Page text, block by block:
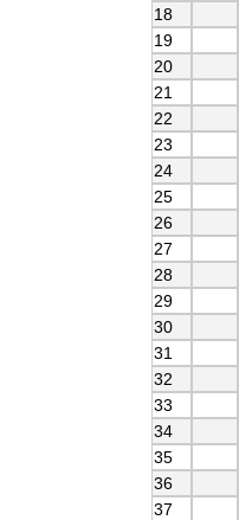
18
19
20
21
22
23
24
25
26
27
28
29
30
31
32
33
34
35
36
37